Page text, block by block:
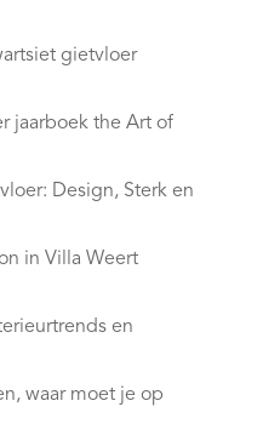
gietvloer
jaarboek the Art of
Design, Sterk en
in Villa Weert
en
waar moet je op